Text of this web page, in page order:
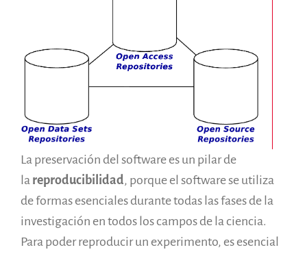
La preservación del software es un pilar de
la reproducibilidad, porque el software se utiliza
de formas esenciales durante todas las fases de la
investigación en todos los campos de la ciencia.
Para poder reproducir un experimento, es esencial